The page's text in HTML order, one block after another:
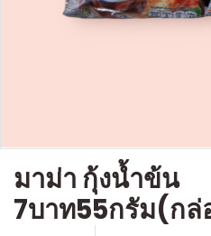
มาม่า กุ้งน้ำข้น
7บาท55กรัม(กล่